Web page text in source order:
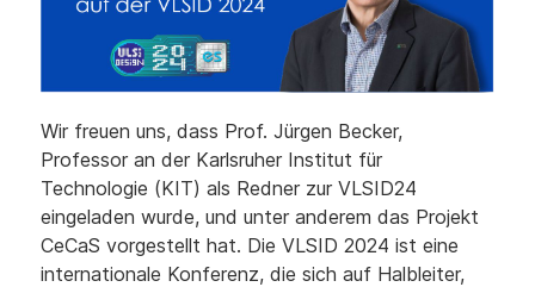
Wir freuen uns, dass Prof. Jürgen Becker,
Professor an der Karlsruher Institut für
Technologie (KIT) als Redner zur VLSID24
eingeladen wurde, und unter anderem das Projekt
CeCaS vorgestellt hat. Die VLSID 2024 ist eine
internationale Konferenz, die sich auf Halbleiter,